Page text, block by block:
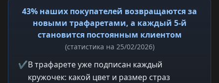
43% наших покупателей возвращаются за
новыми трафаретами, а каждый 5-й
становится постоянным клиентом
(статистика на 25/02/2026)
✔В трафарете уже подписан каждый
кружочек: какой цвет и размер страз